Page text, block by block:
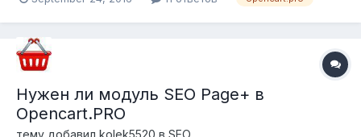
Нужен ли модуль SEO Page+ в
Opencart.PRO